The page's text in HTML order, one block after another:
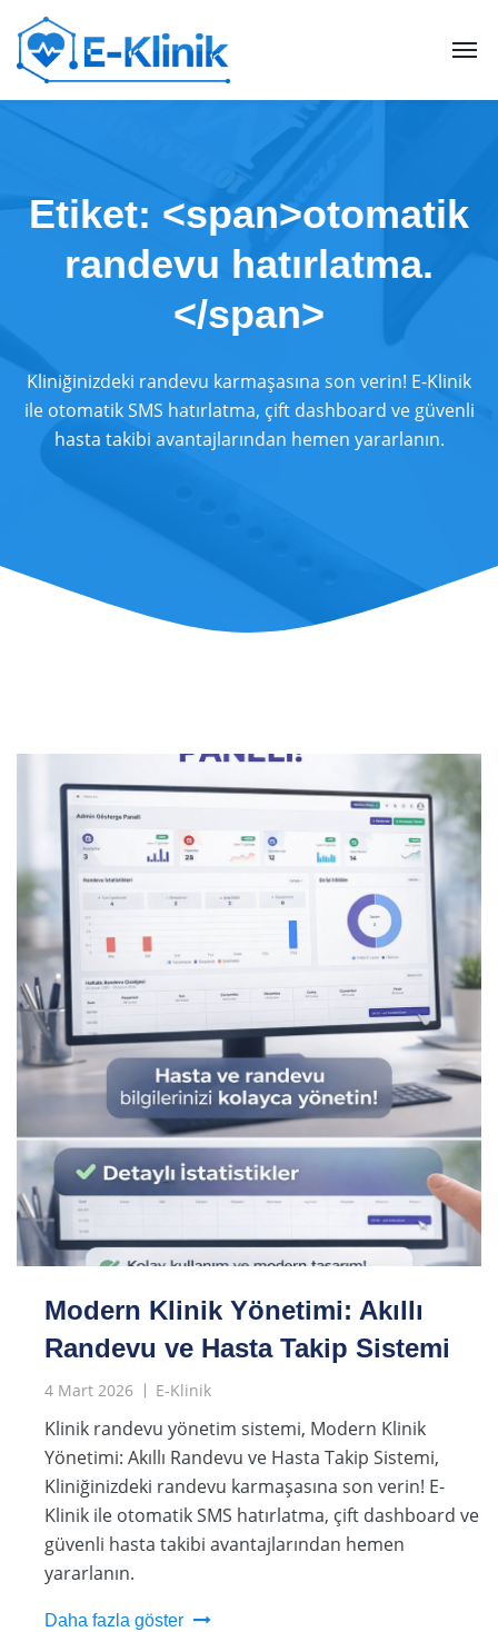
Etiket: <span>otomatik
randevu hatırlatma.
</span>
Kliniğinizdeki randevu karmaşasına son verin! E-Klinik
ile otomatik SMS hatırlatma, çift dashboard ve güvenli
hasta takibi avantajlarından hemen yararlanın.
Modern Klinik Yönetimi: Akıllı
Randevu ve Hasta Takip Sistemi
4 Mart 2026 E-Klinik
Klinik randevu yönetim sistemi, Modern Klinik
Yönetimi: Akıllı Randevu ve Hasta Takip Sistemi,
Kliniğinizdeki randevu karmaşasına son verin! E-
Klinik ile otomatik SMS hatırlatma, çift dashboard ve
güvenli hasta takibi avantajlarından hemen
yararlanın.
Daha fazla göster